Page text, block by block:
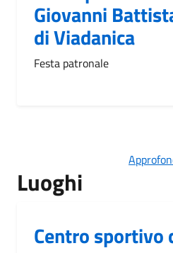
Giovanni
di Viadanica
Festa patronale
Luoghi
Centro sportivo